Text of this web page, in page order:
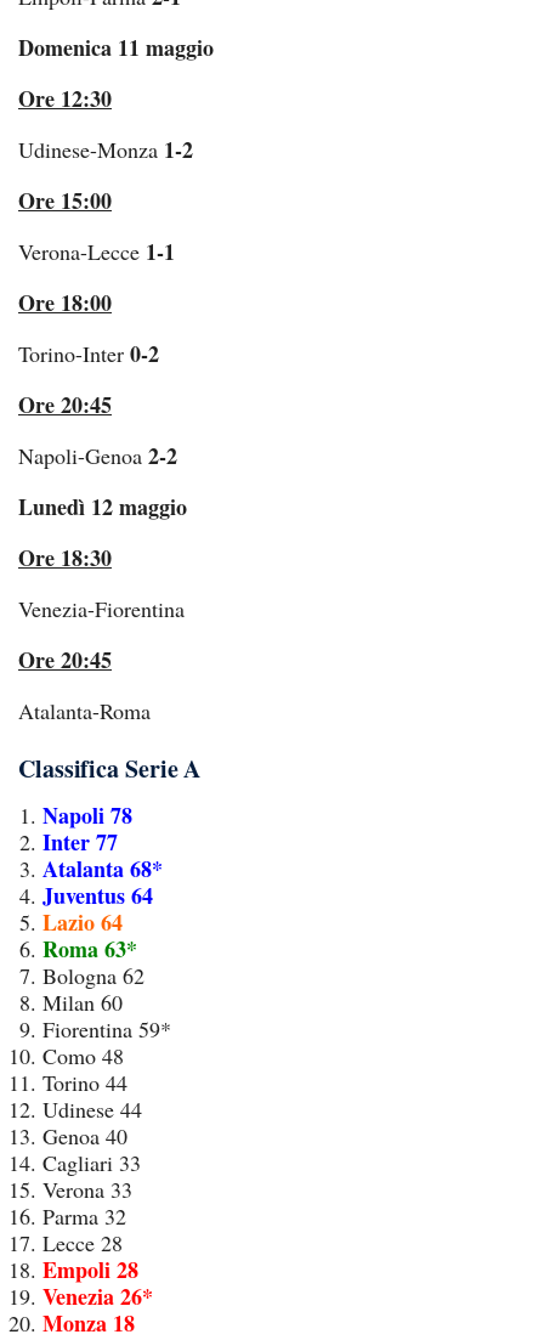
Domenica 11 maggio
Ore 12:30
Udinese-Monza 1-2
Ore 15:00
Verona-Lecce 1-1
Ore 18:00
Torino-Inter 0-2
Ore 20:45
Napoli-Genoa 2-2
Lunedì 12 maggio
Ore 18:30
Venezia-Fiorentina
Ore 20:45
Atalanta-Roma
Classifica Serie A
Napoli 78
Inter 77
Atalanta 68*
Juventus 64
Lazio 64
Roma 63*
Bologna 62
Milan 60
Fiorentina 59*
Como 48
Torino 44
Udinese 44
Genoa 40
Cagliari 33
Verona 33
Parma 32
Lecce 28
Empoli 28
Venezia 26*
Monza 18